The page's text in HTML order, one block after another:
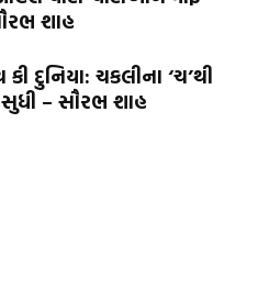
શાહ
દુનિયા: ચકલીના ‘ચ’થી
સુધી – સૌરભ શાહ